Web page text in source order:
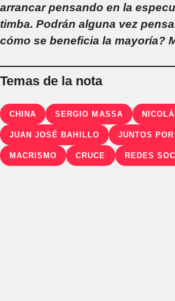
arrancar pensando en la
timba. Podrán alguna vez
cómo se beneficia la mayoría?
Temas de la nota
CHINA SERGIO MASSA
JUAN JOSÉ BAHILLO JUNTOS
MACRISMO CRUCE REDES